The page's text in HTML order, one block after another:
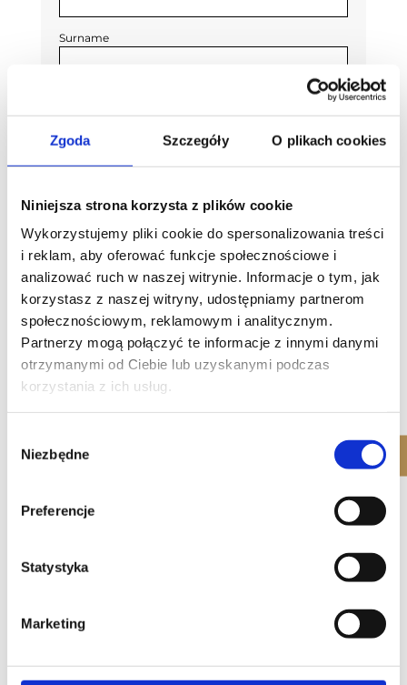
Zgoda Szczegóły O plikach cookies
Niniejsza strona korzysta z plików cookie
Wykorzystujemy pliki cookie do spersonalizowania treści
i reklam, aby oferować funkcje społecznościowe i
analizować ruch w naszej witrynie. Informacje o tym, jak
korzystasz z naszej witryny, udostępniamy partnerom
społecznościowym, reklamowym i analitycznym.
Partnerzy mogą połączyć te informacje z innymi danymi
otrzymanymi od Ciebie lub uzyskanymi podczas
korzystania z ich usług.
zgody
Niezbędne
Preferencje
Statystyka
Marketing
Surname
Tel no
Your message
marketing purposes of Wilanowska Metro Park Sp.
investments.